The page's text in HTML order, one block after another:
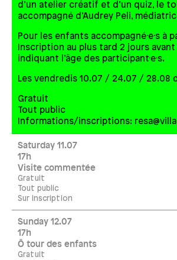
d’un atelier créatif et d’un quiz, le
accompagné d’Audrey Peli,
Pour les enfants accompagné·e·s à
Inscription au plus tard 2 jours avant
indiquant l’âge des participant·e·s.
Les vendredis 10.07 / 24.07 / 28.08
Gratuit
Tout public
Informations/inscriptions:
Saturday 11.07
17h
Visite commentée
Gratuit
Tout public
Sur inscription
Sunday 12.07
17h
Ô tour des enfants
Gratuit